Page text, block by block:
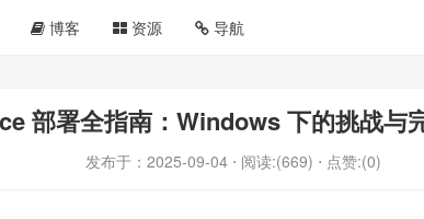
博客 资源 导航
部署全指南：Windows 下的挑战与
发布于： 2025-09-04 ⋅ 阅读:(669) ⋅ 点赞:(0)